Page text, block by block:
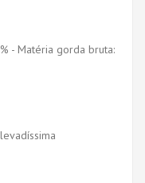
- Matéria gorda bruta: